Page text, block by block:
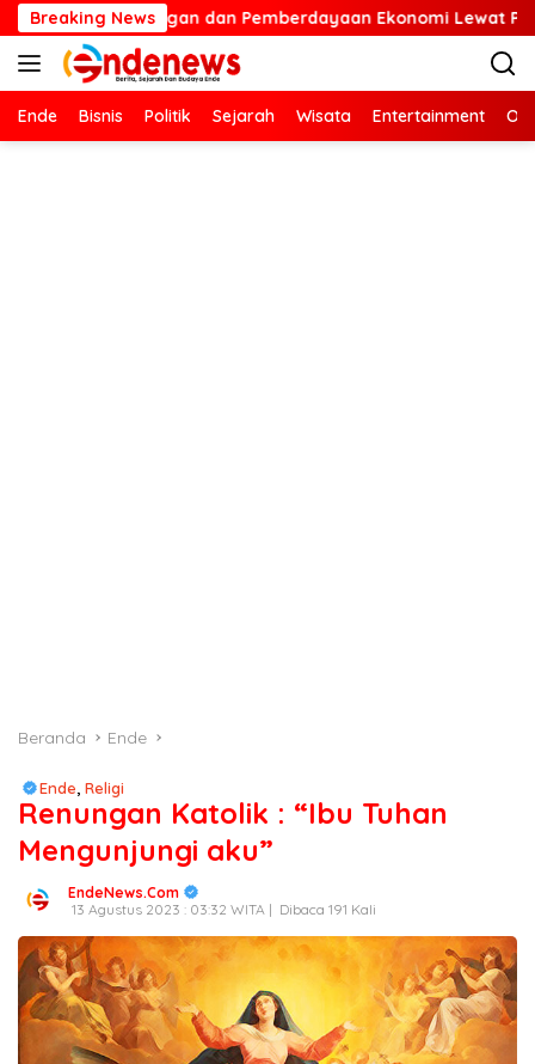
Langsung
ke
konten
Breaking Newsdan Pemberdayaan Ekonomi Lewat Penanaman
Ende Bisnis Politik Sejarah Wisata Entertainment
Beranda Ende
Ende, Religi
Renungan Katolik : “Ibu Tuhan
Mengunjungi aku”
EndeNews.Com
13 Agustus 2023 : 03:32 WITA | Dibaca 191 Kali